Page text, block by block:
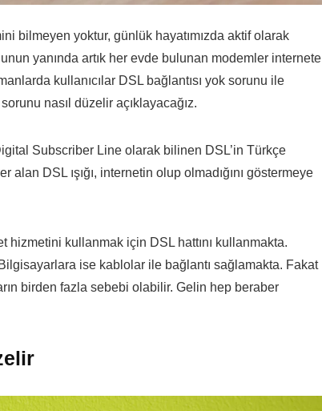
bilmeyen yoktur, günlük hayatımızda aktif olarak
yanında artık her evde bulunan modemler internete
kullanıcılar DSL bağlantısı yok sorunu ile
nasıl düzelir açıklayacağız.
Subscriber Line olarak bilinen DSL’in Türkçe
DSL ışığı, internetin olup olmadığını göstermeye
kullanmak için DSL hattını kullanmakta.
ise kablolar ile bağlantı sağlamakta. Fakat
birden fazla sebebi olabilir. Gelin hep beraber